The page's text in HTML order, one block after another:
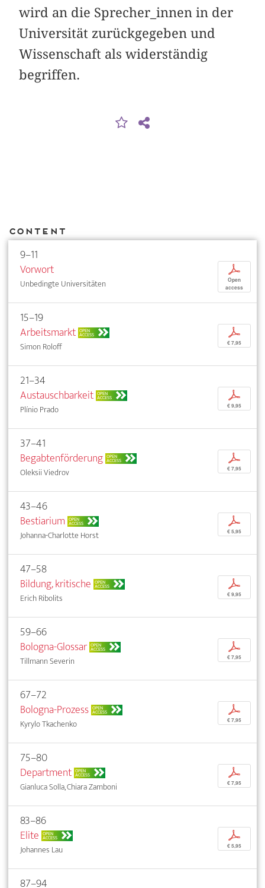
wird an die Sprecher_innen in der
Universität zurückgegeben und
Wissenschaft als widerständig
begriffen.
Content
9–11
Vorwort
Unbedingte Universitäten
p
Open
access
15–19
Arbeitsmarkt OPEN
ACCESS
Simon Roloff
p
€ 7,95
21–34
Austauschbarkeit OPEN
ACCESS
Plínio Prado
p
€ 9,95
37–41
Begabtenförderung OPEN
ACCESS
Oleksii Viedrov
p
€ 7,95
43–46
Bestiarium OPEN
ACCESS
Johanna-Charlotte Horst
p
€ 5,95
47–58
Bildung, kritische OPEN
ACCESS
Erich Ribolits
p
€ 9,95
59–66
Bologna-Glossar OPEN
ACCESS
Tillmann Severin
p
€ 7,95
67–72
Bologna-Prozess OPEN
ACCESS
Kyrylo Tkachenko
p
€ 7,95
75–80
Department OPEN
ACCESS
Gianluca Solla, Chiara Zamboni
p
€ 7,95
83–86
Elite OPEN
ACCESS
Johannes Lau
p
€ 5,95
87–94